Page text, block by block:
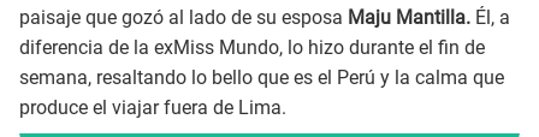
paisaje que gozó al lado de su esposa Maju Mantilla. Él, a
diferencia de la exMiss Mundo, lo hizo durante el fin de
semana, resaltando lo bello que es el Perú y la calma que
produce el viajar fuera de Lima.